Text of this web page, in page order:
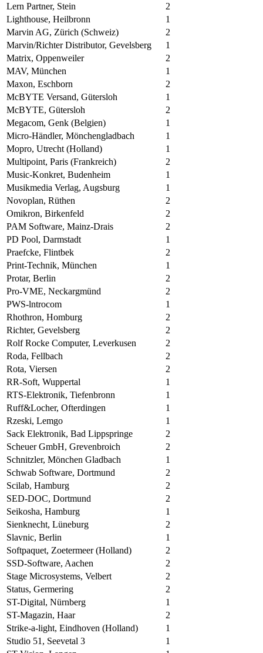
Lern Partner, Stein
2
Lighthouse, Heilbronn
1
Marvin AG, Zürich (Schweiz)
2
Marvin/Richter Distributor, Gevelsberg
1
Matrix, Oppenweiler
2
MAV, München
1
Maxon, Eschborn
2
McBYTE Versand, Gütersloh
1
McBYTE, Gütersloh
2
Megacom, Genk (Belgien)
1
Micro-Händler, Mönchengladbach
1
Mopro, Utrecht (Holland)
1
Multipoint, Paris (Frankreich)
2
Music-Konkret, Budenheim
1
Musikmedia Verlag, Augsburg
1
Novoplan, Rüthen
2
Omikron, Birkenfeld
2
PAM Software, Mainz-Drais
2
PD Pool, Darmstadt
1
Praefcke, Flintbek
2
Print-Technik, München
1
Protar, Berlin
2
Pro-VME, Neckargmünd
2
PWS-lntrocom
1
Rhothron, Homburg
2
Richter, Gevelsberg
2
Rolf Rocke Computer, Leverkusen
2
Roda, Fellbach
2
Rota, Viersen
2
RR-Soft, Wuppertal
1
RTS-Elektronik, Tiefenbronn
1
Ruff&Locher, Ofterdingen
1
Rzeski, Lemgo
1
Sack Elektronik, Bad Lippspringe
2
Scheuer GmbH, Grevenbroich
2
Schnitzler, Mönchen Gladbach
1
Schwab Software, Dortmund
2
Scilab, Hamburg
2
SED-DOC, Dortmund
2
Seikosha, Hamburg
1
Sienknecht, Lüneburg
2
Slavnic, Berlin
1
Softpaquet, Zoetermeer (Holland)
2
SSD-Software, Aachen
2
Stage Microsystems, Velbert
2
Status, Germering
2
ST-Digital, Nürnberg
1
ST-Magazin, Haar
2
Strike-a-light, Eindhoven (Holland)
1
Studio 51, Seevetal 3
1